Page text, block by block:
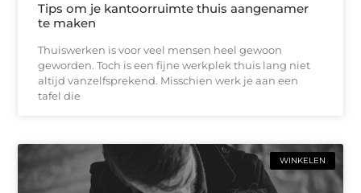
Tips om je kantoorruimte thuis aangenamer
te maken
Thuiswerken is voor veel mensen heel gewoon
geworden. Toch is een fijne werkplek thuis lang niet
altijd vanzelfsprekend. Misschien werk je aan een
tafel die
WINKELEN